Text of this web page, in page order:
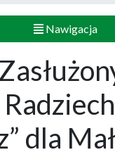
Nawigacja
dla